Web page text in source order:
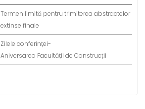
Termen limită pentru trimiterea abstractelor
extinse finale
Zilele conferinței-
Aniversarea Facultății de Construcții